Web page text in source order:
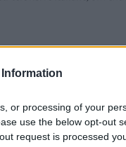
or processing of your
use the below opt-out
request is processed
aglioltre 50 canali disponibili
dell’offerta Sky.
Rai 1, Rai 2, Rai 3, Rete 4,